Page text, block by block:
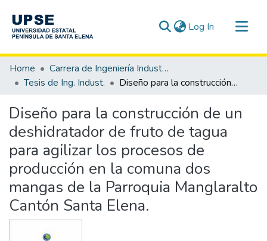
Log In (current)
Communities & Collections
All of DSpace
Home
Carrera de Ingeniería Industrial
Tesis de Ing. Indust.
Diseño para la construcción de un deshidratador de fruto de tagua para agilizar los procesos de producción en la comuna dos mangas de la Parroquia Manglaralto Cantón Santa Elena.
Diseño para la construcción de un
deshidratador de fruto de tagua
para agilizar los procesos de
producción en la comuna dos
mangas de la Parroquia Manglaralto
Cantón Santa Elena.